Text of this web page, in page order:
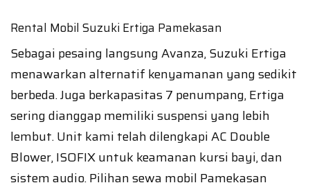
Rental Mobil Suzuki Ertiga Pamekasan
Sebagai pesaing langsung Avanza, Suzuki Ertiga
menawarkan alternatif kenyamanan yang sedikit
berbeda. Juga berkapasitas 7 penumpang, Ertiga
sering dianggap memiliki suspensi yang lebih
lembut. Unit kami telah dilengkapi AC Double
Blower, ISOFIX untuk keamanan kursi bayi, dan
sistem audio. Pilihan sewa mobil Pamekasan